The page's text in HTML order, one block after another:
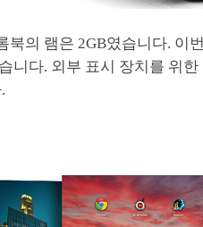
북의 램은 2GB였습니다. 이
니다. 외부 표시 장치를 위